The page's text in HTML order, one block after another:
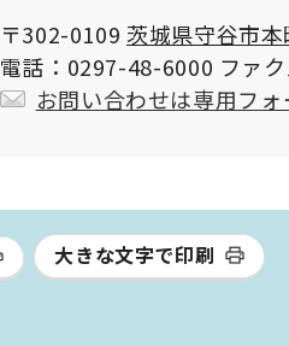
〒302-0109 茨城県守谷市
電話：0297-48-6000 ファ
お問い合わせは専用フォ
大きな文字で印刷